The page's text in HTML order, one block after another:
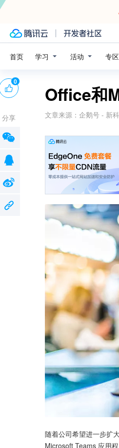
首页 学习 活动 专区
Office和
文章来源： 企鹅号 - 新
随着公司希望进一步扩
Microsoft Teams 应用程
0
分享